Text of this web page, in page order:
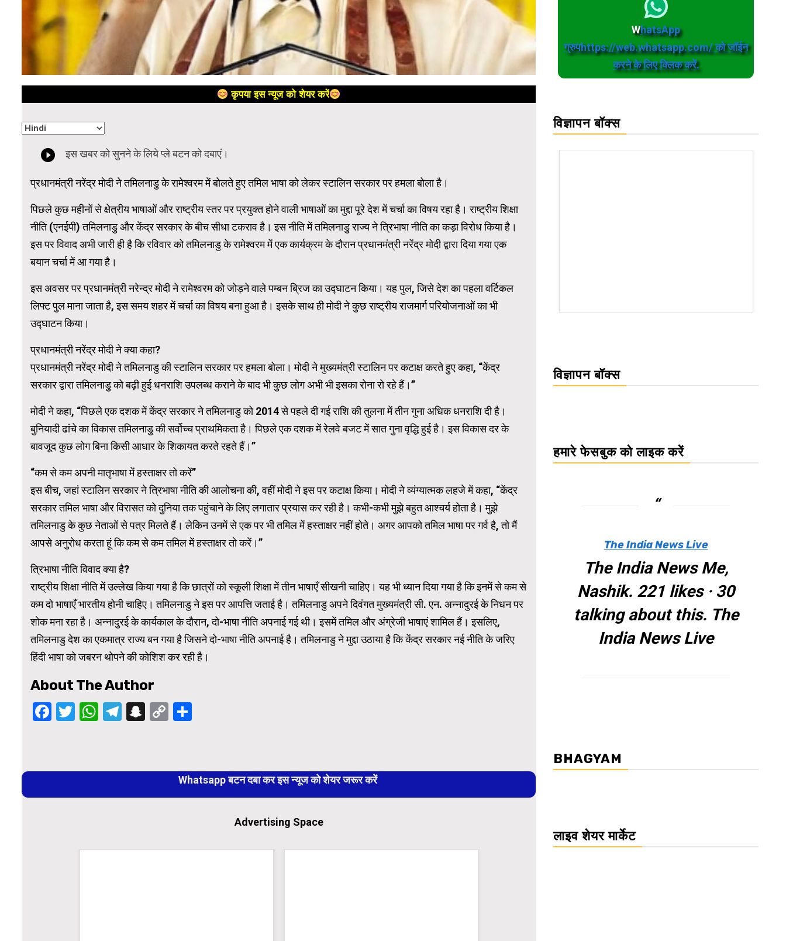
कृपया इस न्यूज को शेयर करें
प्रधानमंत्री नरेंद्र मोदी ने तमिलनाडु के रामेश्वरम में बोलते हुए तमिल भाषा को लेकर स्टालिन सरकार पर हमला बोला है।
पिछले कुछ महीनों से क्षेत्रीय भाषाओं और राष्ट्रीय स्तर पर प्रयुक्त होने वाली भाषाओं का मुद्दा पूरे देश में चर्चा का विषय रहा है। राष्ट्रीय शिक्षा
नीति (एनईपी) तमिलनाडु और केंद्र सरकार के बीच सीधा टकराव है। इस नीति में तमिलनाडु राज्य ने त्रिभाषा नीति का कड़ा विरोध किया है।
इस पर विवाद अभी जारी ही है कि रविवार को तमिलनाडु के रामेश्वरम में एक कार्यक्रम के दौरान प्रधानमंत्री नरेंद्र मोदी द्वारा दिया गया एक
बयान चर्चा में आ गया है।
इस अवसर पर प्रधानमंत्री नरेन्द्र मोदी ने रामेश्वरम को जोड़ने वाले पम्बन ब्रिज का उद्घाटन किया। यह पुल, जिसे देश का पहला वर्टिकल
लिफ्ट पुल माना जाता है, इस समय शहर में चर्चा का विषय बना हुआ है। इसके साथ ही मोदी ने कुछ राष्ट्रीय राजमार्ग परियोजनाओं का भी
उद्घाटन किया।
प्रधानमंत्री नरेंद्र मोदी ने क्या कहा?
प्रधानमंत्री नरेंद्र मोदी ने तमिलनाडु की स्टालिन सरकार पर हमला बोला। मोदी ने मुख्यमंत्री स्टालिन पर कटाक्ष करते हुए कहा, “केंद्र
सरकार द्वारा तमिलनाडु को बढ़ी हुई धनराशि उपलब्ध कराने के बाद भी कुछ लोग अभी भी इसका रोना रो रहे हैं।”
मोदी ने कहा, “पिछले एक दशक में केंद्र सरकार ने तमिलनाडु को 2014 से पहले दी गई राशि की तुलना में तीन गुना अधिक धनराशि दी है।
बुनियादी ढांचे का विकास तमिलनाडु की सर्वोच्च प्राथमिकता है। पिछले एक दशक में रेलवे बजट में सात गुना वृद्धि हुई है। इस विकास दर के
बावजूद कुछ लोग बिना किसी आधार के शिकायत करते रहते हैं।”
“कम से कम अपनी मातृभाषा में हस्ताक्षर तो करें”
इस बीच, जहां स्टालिन सरकार ने त्रिभाषा नीति की आलोचना की, वहीं मोदी ने इस पर कटाक्ष किया। मोदी ने व्यंग्यात्मक लहजे में कहा, “केंद्र
सरकार तमिल भाषा और विरासत को दुनिया तक पहुंचाने के लिए लगातार प्रयास कर रही है। कभी-कभी मुझे बहुत आश्चर्य होता है। मुझे
तमिलनाडु के कुछ नेताओं से पत्र मिलते हैं। लेकिन उनमें से एक पर भी तमिल में हस्ताक्षर नहीं होते। अगर आपको तमिल भाषा पर गर्व है, तो मैं
आपसे अनुरोध करता हूं कि कम से कम तमिल में हस्ताक्षर तो करें।”
त्रिभाषा नीति विवाद क्या है?
राष्ट्रीय शिक्षा नीति में उल्लेख किया गया है कि छात्रों को स्कूली शिक्षा में तीन भाषाएँ सीखनी चाहिए। यह भी ध्यान दिया गया है कि इनमें से कम से
कम दो भाषाएँ भारतीय होनी चाहिए। तमिलनाडु ने इस पर आपत्ति जताई है। तमिलनाडु अपने दिवंगत मुख्यमंत्री सी. एन. अन्नादुरई के निधन पर
शोक मना रहा है। अन्नादुरई के कार्यकाल के दौरान, दो-भाषा नीति अपनाई गई थी। इसमें तमिल और अंग्रेजी भाषाएं शामिल हैं। इसलिए,
तमिलनाडु देश का एकमात्र राज्य बन गया है जिसने दो-भाषा नीति अपनाई है। तमिलनाडु ने मुद्दा उठाया है कि केंद्र सरकार नई नीति के जरिए
हिंदी भाषा को जबरन थोपने की कोशिश कर रही है।
About The Author
Facebook
Twitter
WhatsApp
Telegram
Snapchat
Copy
Reading
Whatsapp बटन दबा कर इस न्यूज को शेयर जरूर करें
Advertising Space
WhatsApp
ग्रुपhttps://web.whatsapp.com/ को जॉईन
करने के लिए क्लिक करें.
विज्ञापन बॉक्स
WordPress Carousel Trial Version
विज्ञापन बॉक्स
हमारे फेसबुक को लाइक करें
The India News Live
The India News Me,
Nashik. 221 likes · 30
talking about this. The
India News Live
BHAGYAM
लाइव शेयर मार्केट